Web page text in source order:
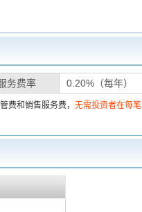
务费率 0.20%（每年）
费和销售服务费， 无需投资者在每笔